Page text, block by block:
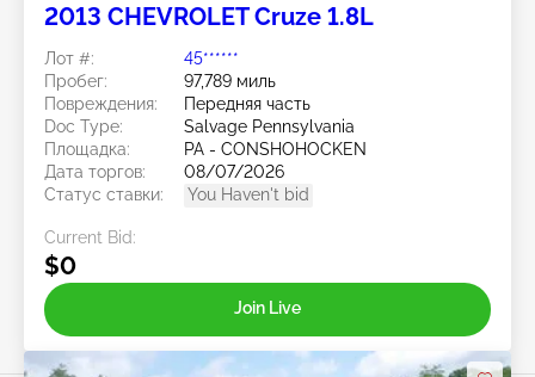
2013 CHEVROLET Cruze 1.8L
Лот #:
45******
Пробег:
97,789 миль
Повреждения:
Передняя часть
Doc Type:
Salvage Pennsylvania
Площадка:
PA - CONSHOHOCKEN
Дата торгов:
08/07/2026
Статус ставки:
You Haven't bid
Current Bid:
$0
Join Live